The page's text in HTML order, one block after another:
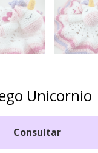
Unicornio
Consultar